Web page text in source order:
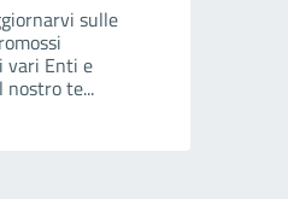
sulle
vari Enti e
nostro te...